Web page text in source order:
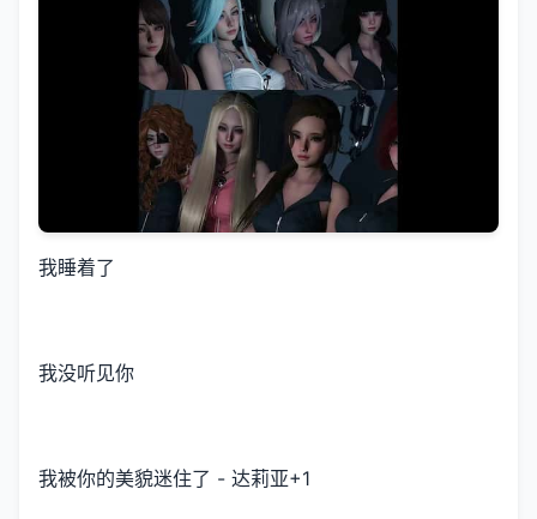
我睡着了
我没听见你
我被你的美貌迷住了 - 达莉亚+1